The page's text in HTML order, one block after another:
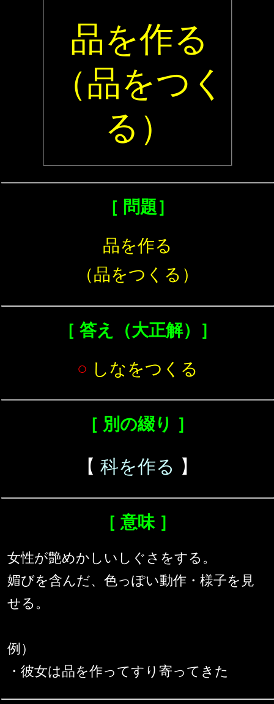
品を作る
（品をつく
る）
［ 問題］
品を作る
（品をつくる）
［ 答え（大正解）］
○ しなをつくる
［ 別の綴り ］
【 科を作る 】
［ 意味 ］
女性が艶めかしいしぐさをする。
媚びを含んだ、色っぽい動作・様子を見
せる。
例）
・彼女は品を作ってすり寄ってきた